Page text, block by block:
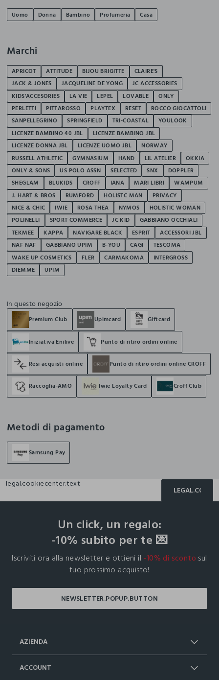
Uomo Donna Bambino Profumeria Casa
Marchi
APRICOT ATTITUDE BIJOU BRIGITTE
CLAIRE'S
JACK & JONES
JACQUELINE DE YONG
JC ACCESSORIES
KIDS'ACCESORIES
LA VIE LEPEL LOVABLE
ONLY
PERLETTI
PITTAROSSO PLAYTEX RESET
ROCCO GIOCATTOLI
SANPELLEGRINO
SPRINGFIELD TRI-COASTAL
YOULOOK
LICENZE BAMBINO 40 JBL
LICENZE BAMBINO JBL
LICENZE DONNA JBL
LICENZE UOMO JBL
NORWAY
RUSSELL ATHLETIC
GYMNASIUM HAND LIL ATELIER
OKKIA
ONLY & SONS
US POLO ASSN SELECTED SNX
DOPPLER
SHEGLAM
BLUKIDS CROFF IANA MARI LIBRI
WAMPUM
J. HART & BROS
RUMFORD HOLISTC MAN
PRIVACY
NICE & CHIC
IWIE ROSA THEA NYMOS
HOLISTIC WOMAN
POLINELLI
SPORT COMMERCE JC KID
GABBIANO OCCHIALI
TEKMEE
KAPPA NAVIGARE BLACK ESPRIT
ACCESSORI JBL
NAF NAF
GABBIANO UPIM B-YOU CAGI
TESCOMA
WAKE UP COSMETICS
FLER CARMAKOMA
INTERGROSS
DIEMME
UPIM
In questo negozio
Premium Club Upimcard Giftcard
Iniziativa Enilive Punto di ritiro ordini online
Resi acquisti online Punto di ritiro ordini online CROFF
Raccoglia-AMO Iwie Loyalty Card Croff Club
Metodi di pagamento
Samsung Pay
legal.cookiecenter.text
Un click, un regalo:
-10% subito per te 💌
Iscriviti ora alla newsletter e ottieni il -10% di sconto sul
tuo prossimo acquisto!
AZIENDA
ACCOUNT